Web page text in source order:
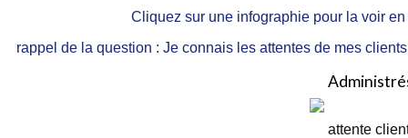
Cliquez sur une infographie pour la voir
rappel de la question : Je connais les attentes de mes
attente